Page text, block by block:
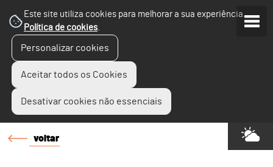
Este site utiliza cookies para melhorar a sua experiência.
Política de cookies.
Personalizar cookies
Aceitar todos os Cookies
Desativar cookies não essenciais
voltar